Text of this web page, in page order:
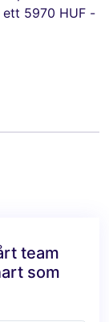
5970 HUF -
team
som